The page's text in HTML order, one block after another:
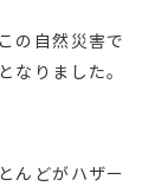
の自然災害で
なりました。
んどがハザー